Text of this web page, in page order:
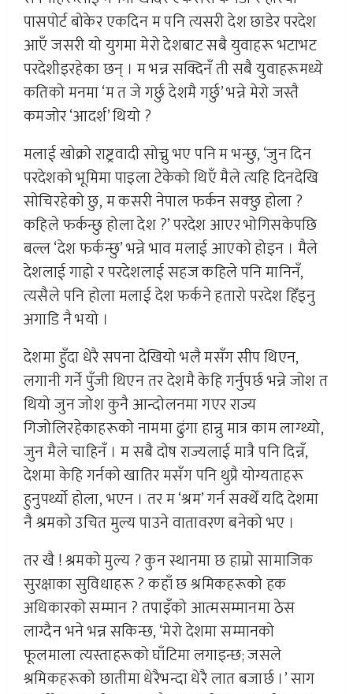
पासपोर्ट बोकेर एकदिन म पनि त्यसरी देश छाडेर परदेश
आएँ जसरी यो युगमा मेरो देशबाट सबै युवाहरू भटाभट
परदेशीइरहेका छन् । म भन्न सक्दिनँ ती सबै युवाहरूमध्ये
कतिको मनमा ‘म त जे गर्छु देशमै गर्छु’ भन्ने मेरो जस्तै
कमजोर ‘आदर्श’ थियो ?
मलाई खोक्रो राष्ट्रवादी सोच्नु भए पनि म भन्छु, ‘जुन दिन
परदेशको भूमिमा पाइला टेकेको थिएँ मैले त्यहि दिनदेखि
सोचिरहेको छु, म कसरी नेपाल फर्कन सक्छु होला ?
कहिले फर्कन्छु होला देश ?’ परदेश आएर भोगिसकेपछि
बल्ल ‘देश फर्कन्छु’ भन्ने भाव मलाई आएको होइन । मैले
देशलाई गाह्रो र परदेशलाई सहज कहिले पनि मानिनँ,
त्यसैले पनि होला मलाई देश फर्कने हतारो परदेश हिँड्नु
अगाडि नै भयो ।
देशमा हुँदा धेरै सपना देखियो भलै मसँग सीप थिएन,
लगानी गर्ने पुँजी थिएन तर देशमै केहि गर्नुपर्छ भन्ने जोश त
थियो जुन जोश कुनै आन्दोलनमा गएर राज्य
गिजोलिरहेकाहरूको नाममा ढुंगा हान्नु मात्र काम लाग्थ्यो,
जुन मैले चाहिनँ । म सबै दोष राज्यलाई मात्रै पनि दिन्नँ,
देशमा केहि गर्नको खातिर मसँग पनि थुप्रै योग्यताहरू
हुनुपर्थ्यो होला, भएन । तर म ‘श्रम’ गर्न सक्थेँ यदि देशमा
नै श्रमको उचित मुल्य पाउने वातावरण बनेको भए ।
तर खै ! श्रमको मुल्य ? कुन स्थानमा छ हाम्राे सामाजिक
सुरक्षाका सुविधाहरू ? कहाँ छ श्रमिकहरूको हक
अधिकारको सम्मान ? तपाइँको आत्मसम्मानमा ठेस
लाग्दैन भने भन्न सकिन्छ, ‘मेरो देशमा सम्मानको
फूलमाला त्यस्ताहरूको घाँटिमा लगाइन्छ; जसले
श्रमिकहरूको छातीमा धेरैभन्दा धेरै लात बजार्छ ।’ साग